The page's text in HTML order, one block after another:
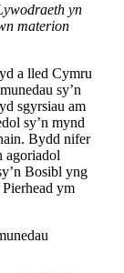
yn
materion
a lled Cymru
sy’n
sgyrsiau am
sy’n mynd
Bydd nifer
agoriadol
Bosibl yng
ym